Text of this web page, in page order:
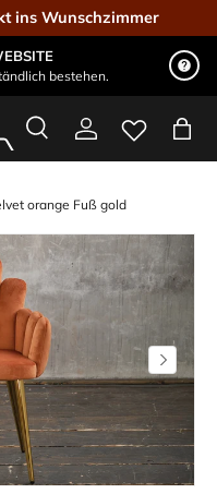
ins Wunschzimmer
bestehen.
für Designmöbel
SucheEinloggen
orange Fuß gold
Nächste